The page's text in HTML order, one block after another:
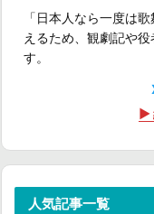
「日本人なら一度は
えるため、観劇記や
す。
▶
人気記事一覧